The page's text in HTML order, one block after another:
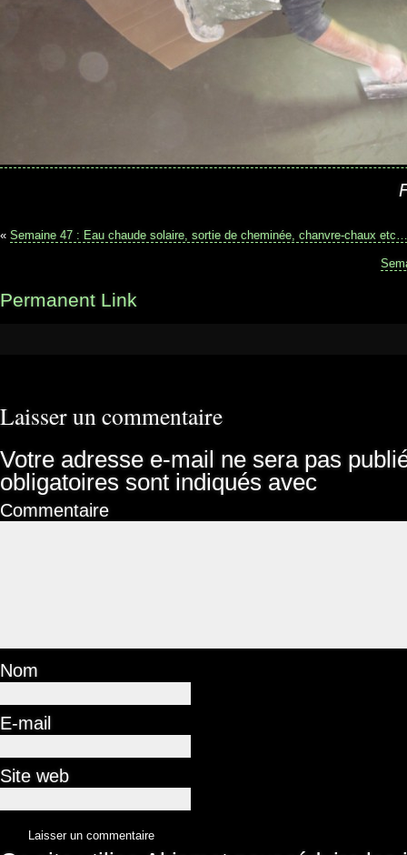
« Semaine 47 : Eau chaude solaire, sortie de cheminée, chanvre-chaux etc…
Permanent Link
Laisser un commentaire
Votre adresse e-mail ne sera pas
obligatoires sont indiqués avec
Commentaire
Nom
E-mail
Site web